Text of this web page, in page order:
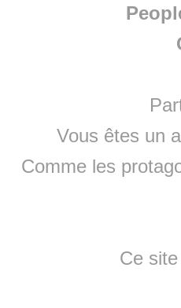
Vous êtes un
Comme les
Ce